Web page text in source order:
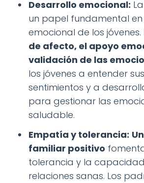
Desarrollo emocional:
un papel fundamental
emocional de los jóvenes.
de afecto, el apoyo
validación de las
los jóvenes a entender
sentimientos y a
para gestionar las
saludable.
Empatía y tolerancia:
familiar positivo
tolerancia y la
relaciones sanas. Los